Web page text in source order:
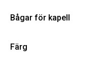
Bågar för kapell
Färg